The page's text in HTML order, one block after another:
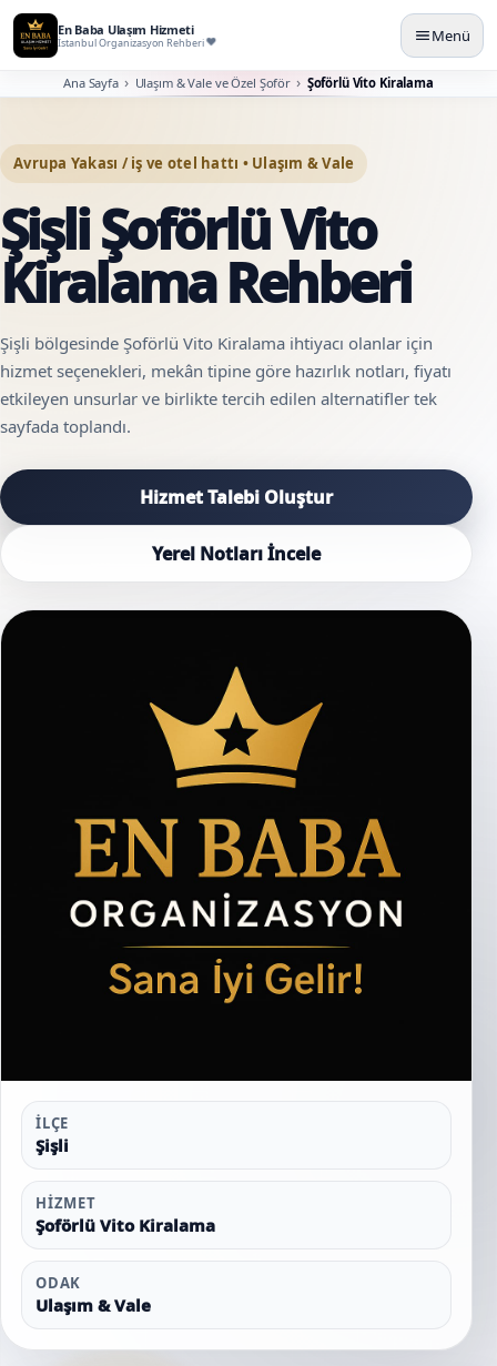
En Baba Ulaşım Hizmeti
İstanbul Organizasyon Rehberi Menü
Ana Sayfa Ulaşım & Vale ve Özel Şoför Şoförlü Vito Kiralama
Avrupa Yakası / iş ve otel hattı • Ulaşım & Vale
Şişli Şoförlü Vito
Kiralama Rehberi
Şişli bölgesinde Şoförlü Vito Kiralama ihtiyacı olanlar için
hizmet seçenekleri, mekân tipine göre hazırlık notları, fiyatı
etkileyen unsurlar ve birlikte tercih edilen alternatifler tek
sayfada toplandı.
Hizmet Talebi Oluştur
Yerel Notları İncele
İLÇE
Şişli
HIZMET
Şoförlü Vito Kiralama
ODAK
Ulaşım & Vale